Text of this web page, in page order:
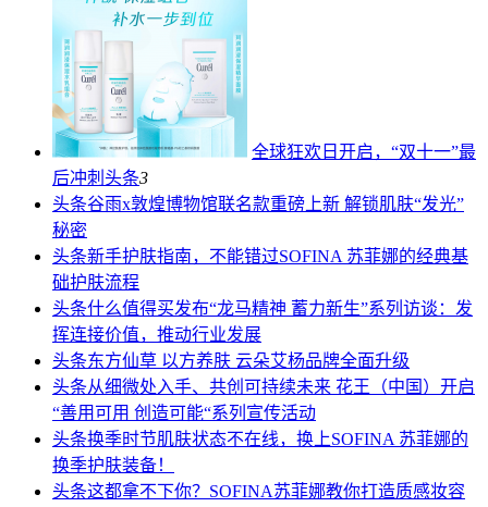
全球狂欢日开启，“双十一”最
后冲刺 头条3
头条谷雨x敦煌博物馆联名款重磅上新 解锁肌肤“发光”
秘密
头条新手护肤指南，不能错过SOFINA 苏菲娜的经典基
础护肤流程
头条什么值得买发布“龙马精神 蓄力新生”系列访谈：发
挥连接价值，推动行业发展
头条东方仙草 以方养肤 云朵艾杨品牌全面升级
头条从细微处入手、共创可持续未来 花王（中国）开启
“善用可用 创造可能“系列宣传活动
头条换季时节肌肤状态不在线，换上SOFINA 苏菲娜的
换季护肤装备！
头条这都拿不下你？SOFINA苏菲娜教你打造质感妆容